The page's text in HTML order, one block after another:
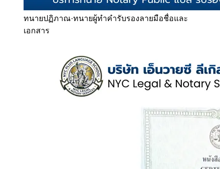
ทนายปฏิภาณ·ทนายผู้ทำคำรับรองลายมือชื่อและ
เอกสาร